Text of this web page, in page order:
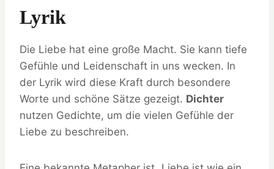
Lyrik
Die Liebe hat eine große Macht. Sie kann tiefe
Gefühle und Leidenschaft in uns wecken. In
der Lyrik wird diese Kraft durch besondere
Worte und schöne Sätze gezeigt. Dichter
nutzen Gedichte, um die vielen Gefühle der
Liebe zu beschreiben.